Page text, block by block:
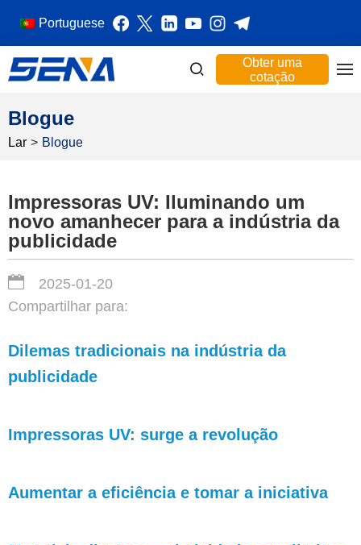
Portuguese
Obter uma
cotação
Blogue
Lar > Blogue
Impressoras UV: Iluminando um
novo amanhecer para a indústria da
publicidade
2025-01-20
Compartilhar para:
Dilemas tradicionais na indústria da
publicidade
Impressoras UV: surge a revolução
Aumentar a eficiência e tomar a iniciativa